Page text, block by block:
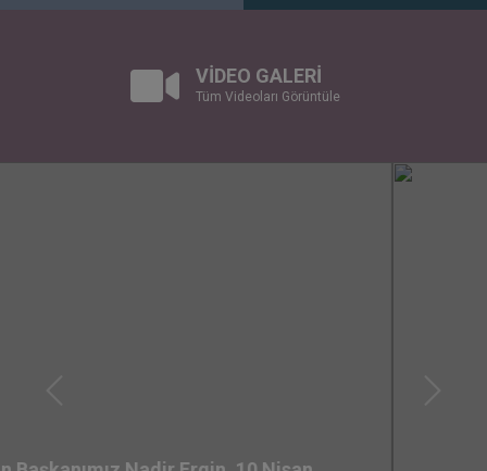
VİDEO GALERİ
Tüm Videoları Görüntüle